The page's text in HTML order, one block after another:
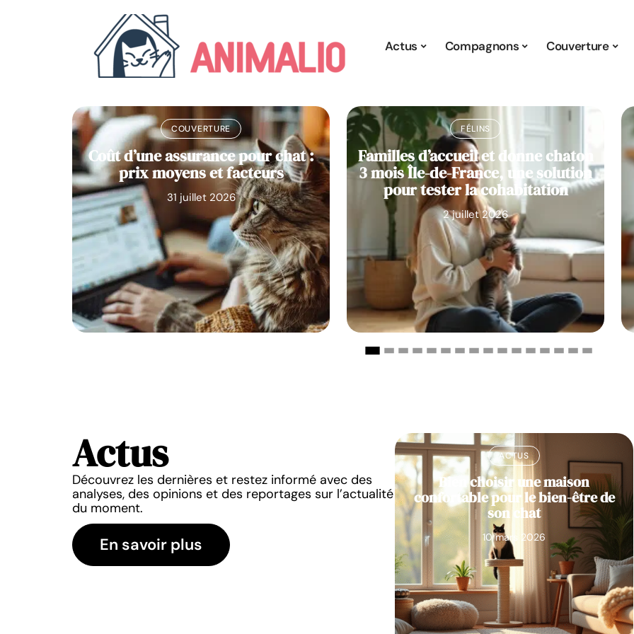
Actus Compagnons Couverture
COUVERTURE
Coût d’une assurance pour chat :
prix moyens et facteurs
31 juillet 2026
FÉLINS
Familles d’accueil et donne chaton
3 mois Île-de-France, une solution
pour tester la cohabitation
2 juillet 2026
Actus
Découvrez les dernières et restez informé avec des
analyses, des opinions et des reportages sur l’actualité
du moment.
En savoir plus
découvrez leur
votre bien-être
Prix moyen pension pour chat :
tarifs et coûts à prévoir
ACTUS
Bien choisir une maison
confortable pour le bien-être de
son chat
10 mars 2026